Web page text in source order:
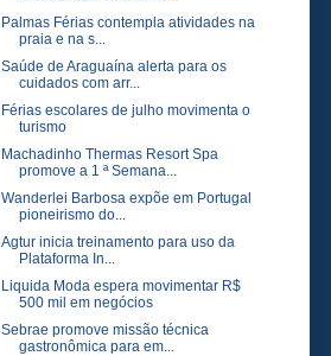
Palmas Férias contempla atividades na
praia e na s...
Saúde de Araguaína alerta para os
cuidados com arr...
Férias escolares de julho movimenta o
turismo
Machadinho Thermas Resort Spa
promove a 1 ª Semana...
Wanderlei Barbosa expõe em Portugal
pioneirismo do...
Agtur inicia treinamento para uso da
Plataforma In...
Liquida Moda espera movimentar R$
500 mil em negócios
Sebrae promove missão técnica
gastronômica para em...